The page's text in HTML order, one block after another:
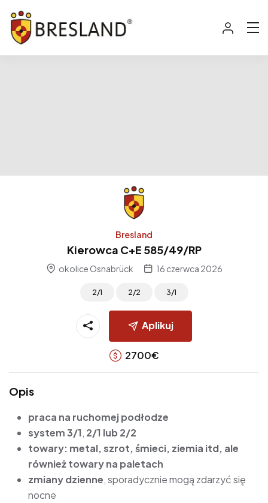
Bresland
Kierowca C+E 585/49/RP
okolice Osnabrück 16 czerwca 2026
2/1 2/2 3/1
Aplikuj
2700€
Opis
praca na ruchomej podłodze
system 3/1, 2/1 lub 2/2
towary: metal, szrot, śmieci, ziemia itd, ale
również towary na paletach
zmiany dzienne, sporadycznie mogą zdarzyć się
nocne